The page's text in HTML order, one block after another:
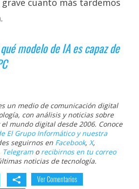
cuanto más tardemos
modelo de IA es capaz de
un medio de comunicación digital
con análisis y noticias sobre
mundo digital desde 2006. Conoce
El Grupo Informático y nuestra
seguirnos en Facebook, X,
Telegramo recibirnos en tu correo
noticias de tecnología.
Ver Comentarios